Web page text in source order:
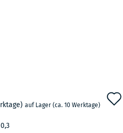
auf Lager (ca. 10 Werktage)
0,3